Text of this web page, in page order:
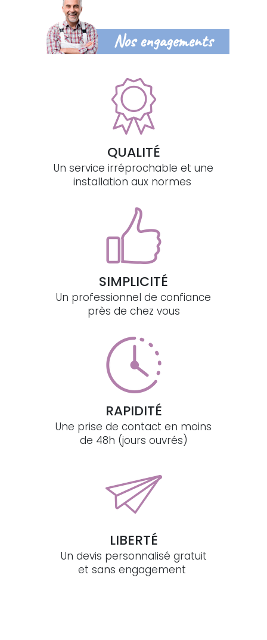
Nos engagements
QUALITÉ
Un service irréprochable et une
installation aux normes
SIMPLICITÉ
Un professionnel de confiance
près de chez vous
RAPIDITÉ
Une prise de contact en moins
de 48h (jours ouvrés)
LIBERTÉ
Un devis personnalisé gratuit
et sans engagement